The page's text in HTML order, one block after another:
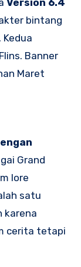
Version 6.4
bintang
Banner
Maret
Grand
lore
satu
karena
cerita tetapi